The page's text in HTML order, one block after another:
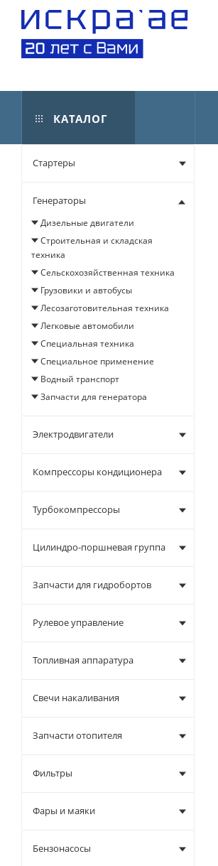
КАТАЛОГ
Стартеры
Генераторы
Дизельные двигатели
Строительная и складская
техника
Сельскохозяйственная техника
Грузовики и автобусы
Лесозаготовительная техника
Легковые автомобили
Специальная техника
Специальное применение
Водный транспорт
Запчасти для генератора
Электродвигатели
Компрессоры кондиционера
Турбокомпрессоры
Цилиндро-поршневая группа
Запчасти для гидробортов
Рулевое управление
Топливная аппаратура
Свечи накаливания
Запчасти отопителя
Фильтры
Фары и маяки
Бензонасосы